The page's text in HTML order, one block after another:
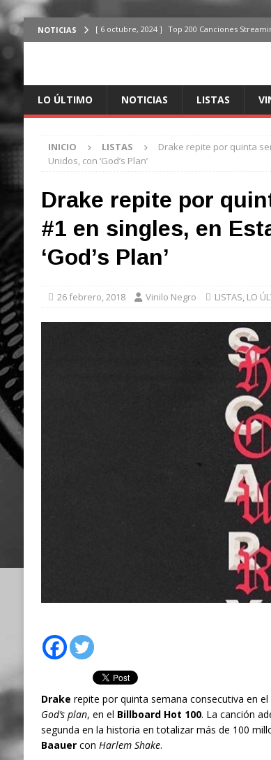
NOTICIAS [ 6 octubre, 2024 ] Top 200 Canciones
ÚLTIMO
ÚLTIMO
LO ÚLTIMO NOTICIAS LISTAS
INICIO LISTAS
Drake repite por quinta
Unidos, con ‘God’s Plan’
Drake repite por
#1 en singles, en
‘God’s Plan’
26 febrero, 2018 Vinilo Negro LISTAS, LO
Drake repite por quinta semana consecutiva en
God’s plan, en el Billboard Hot 100. La canción
segunda en la historia en totalizar más de 100
Baauercon Harlem Shake.